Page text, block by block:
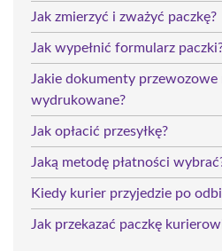
Jak zmierzyć i zważyć paczkę?
Jak wypełnić formularz
Jakie dokumenty przewozowe
wydrukowane?
Jak opłacić przesyłkę?
Jaką metodę płatności
Kiedy kurier przyjedzie po
Jak przekazać paczkę